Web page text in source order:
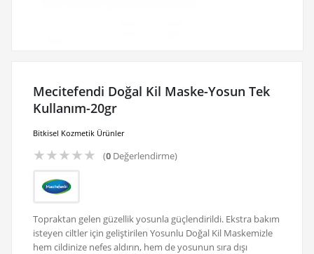
Mecitefendi Doğal Kil Maske-Yosun Tek
Kullanım-20gr
Bitkisel Kozmetik Ürünler
★★★★★ (0Değerlendirme)
Topraktan gelen güzellik yosunla güçlendirildi. Ekstra bakım
isteyen ciltler için geliştirilen Yosunlu Doğal Kil Maskemizle
hem cildinize nefes aldırın, hem de yosunun sıra dışı